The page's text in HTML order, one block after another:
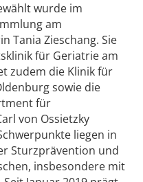
wurde im
am
Tania Zieschang. Sie
für Geriatrie am
zudem die Klinik für
sowie die
für
von Ossietzky
liegen in
Sturzprävention und
insbesondere mit